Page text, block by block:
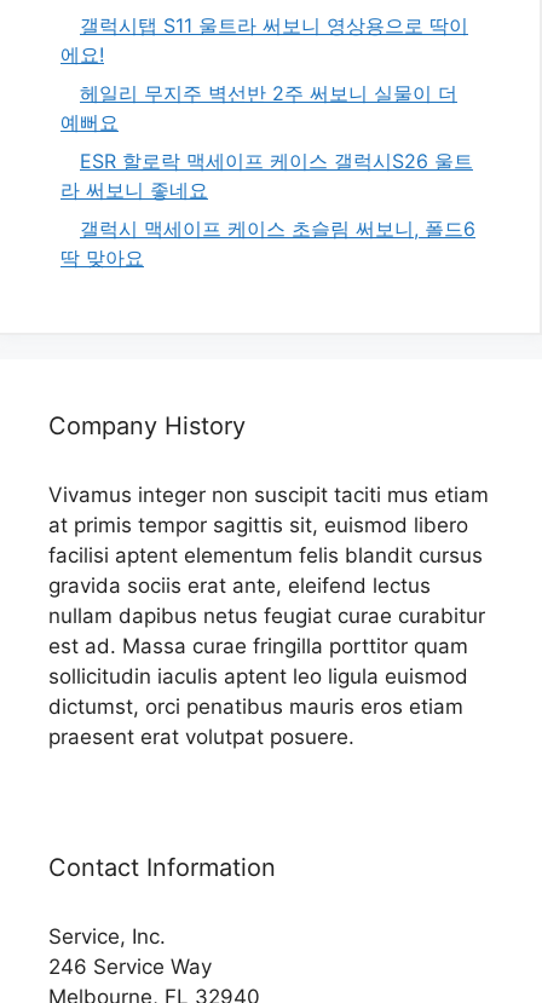
갤럭시탭 S11 울트라 써보니 영상용으로 딱이
에요!
헤일리 무지주 벽선반 2주 써보니 실물이 더
예뻐요
ESR 할로락 맥세이프 케이스 갤럭시S26 울트
라 써보니 좋네요
갤럭시 맥세이프 케이스 초슬림 써보니, 폴드6
딱 맞아요
Company History
Vivamus integer non suscipit taciti mus etiam
at primis tempor sagittis sit, euismod libero
facilisi aptent elementum felis blandit cursus
gravida sociis erat ante, eleifend lectus
nullam dapibus netus feugiat curae curabitur
est ad. Massa curae fringilla porttitor quam
sollicitudin iaculis aptent leo ligula euismod
dictumst, orci penatibus mauris eros etiam
praesent erat volutpat posuere.
Contact Information
Service, Inc.
246 Service Way
Melbourne, FL 32940